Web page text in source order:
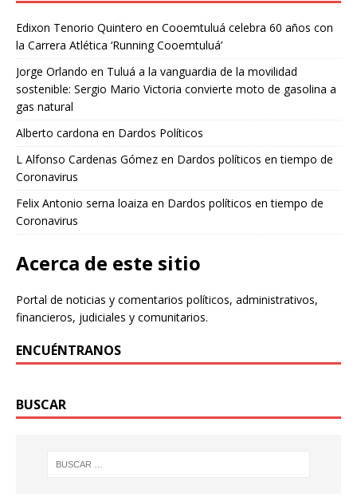
Edixon Tenorio Quintero en Cooemtuluá celebra 60 años con
la Carrera Atlética ‘Running Cooemtuluá’
Jorge Orlando en Tuluá a la vanguardia de la movilidad
sostenible: Sergio Mario Victoria convierte moto de gasolina a
gas natural
Alberto cardona en Dardos Políticos
L Alfonso Cardenas Gómez en Dardos políticos en tiempo de
Coronavirus
Felix Antonio serna loaiza en Dardos políticos en tiempo de
Coronavirus
Acerca de este sitio
Portal de noticias y comentarios políticos, administrativos,
financieros, judiciales y comunitarios.
ENCUÉNTRANOS
BUSCAR